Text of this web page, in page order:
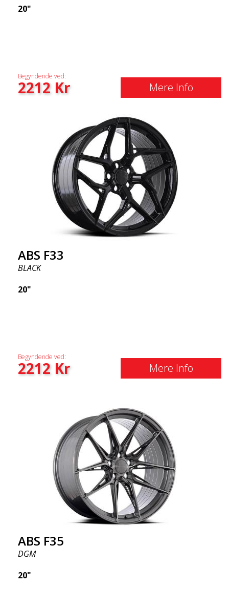
20"
Begyndende ved:
2212Kr Mere Info
ABS F33
BLACK
20"
Begyndende ved:
2212Kr Mere Info
ABS F35
DGM
20"